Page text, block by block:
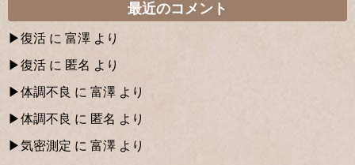
最近のコメント
復活 に 富澤 より
復活 に 匿名 より
体調不良 に 富澤 より
体調不良 に 匿名 より
気密測定 に 富澤 より